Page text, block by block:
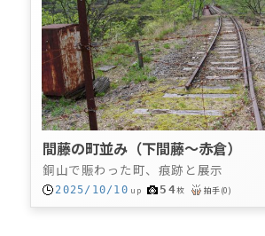
間藤の町並み（下間藤～赤倉）
銅山で賑わった町、痕跡と展示
2025/10/10 up 54枚 拍手(0)